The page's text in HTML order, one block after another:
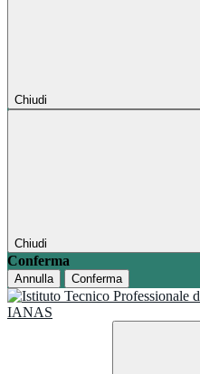
Chiudi
Chiudi
Conferma
Annulla Conferma